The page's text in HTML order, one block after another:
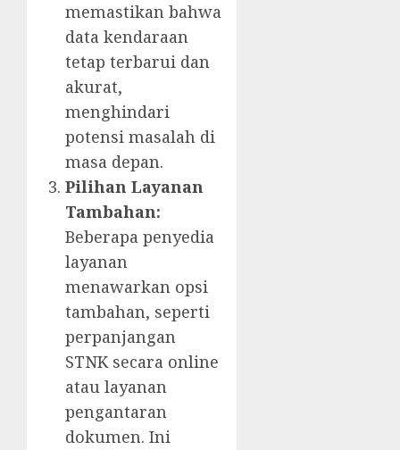
memastikan bahwa
data kendaraan
tetap terbarui dan
akurat,
menghindari
potensi masalah di
masa depan.
Pilihan Layanan
Tambahan:
Beberapa penyedia
layanan
menawarkan opsi
tambahan, seperti
perpanjangan
STNK secara online
atau layanan
pengantaran
dokumen. Ini